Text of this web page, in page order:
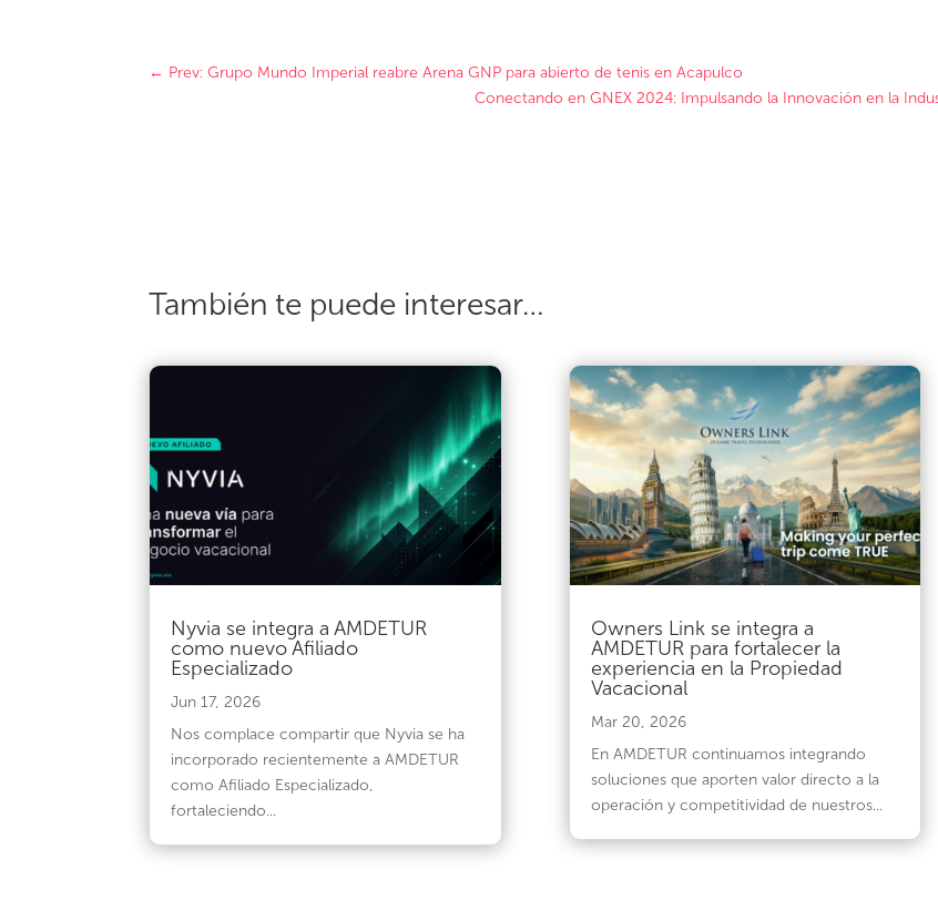
← Prev: Grupo Mundo Imperial reabre Arena GNP para abierto de tenis en Acapulco
Conectando en GNEX 2024: Impulsando la Innovación en la
También te puede interesar…
Nyvia se integra a AMDETUR
como nuevo Afiliado
Especializado
Jun 17, 2026
Nos complace compartir que Nyvia se ha
incorporado recientemente a AMDETUR
como Afiliado Especializado,
fortaleciendo...
Owners Link se integra a
AMDETUR para fortalecer la
experiencia en la Propiedad
Vacacional
Mar 20, 2026
En AMDETUR continuamos integrando
soluciones que aporten valor directo a la
operación y competitividad de nuestros...